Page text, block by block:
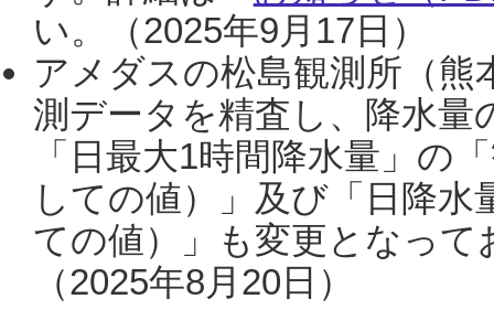
い。（2025年9月17日）
アメダスの松島観測所（熊
測データを精査し、降水
「日最大1時間降水量」の
しての値）」及び「日降
ての値）」も変更となっ
（2025年8月20日）